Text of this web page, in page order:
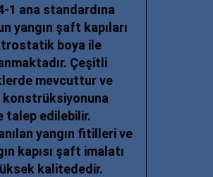
1 ana standardına
yangın şaft kapıları
boya ile
Çeşitli
mevcuttur ve
konstrüksiyonuna
talep edilebilir.
yangın fitilleri ve
kapısı şaft imalatı
kalitededir.